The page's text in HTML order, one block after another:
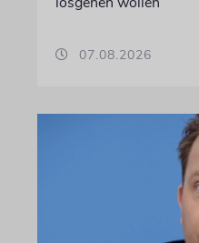
07.08.2026